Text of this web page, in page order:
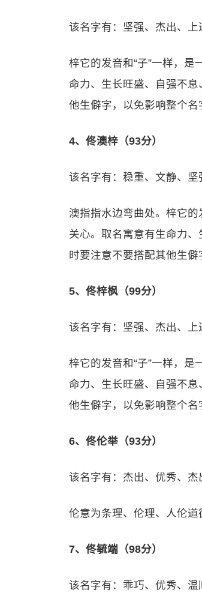
该名字有：坚强、杰出、上
梓它的发音和“子”一样，
命力、生长旺盛、自强不
他生僻字，以免影响整个名
4、佟澳梓（93分）
该名字有：稳重、文静、坚
澳指指水边弯曲处。梓它
关心。取名寓意有生命力
时要注意不要搭配其他生僻
5、佟梓枫（99分）
该名字有：坚强、杰出、上
梓它的发音和“子”一样，
命力、生长旺盛、自强不
他生僻字，以免影响整个名
6、佟伦举（93分）
该名字有：杰出、优秀、杰
伦意为条理、伦理、人伦道
7、佟毓端（98分）
该名字有：乖巧、优秀、温